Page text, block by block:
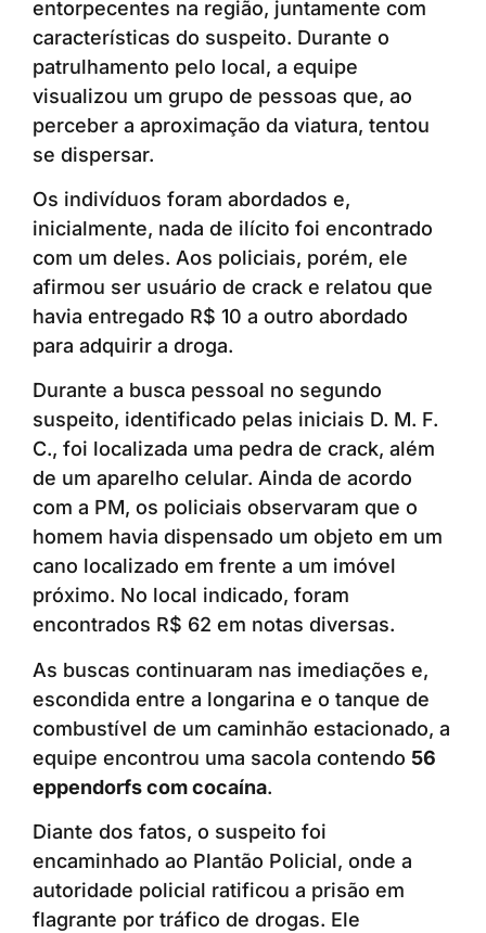
entorpecentes na região, juntamente com
características do suspeito. Durante o
patrulhamento pelo local, a equipe
visualizou um grupo de pessoas que, ao
perceber a aproximação da viatura, tentou
se dispersar.
Os indivíduos foram abordados e,
inicialmente, nada de ilícito foi encontrado
com um deles. Aos policiais, porém, ele
afirmou ser usuário de crack e relatou que
havia entregado R$ 10 a outro abordado
para adquirir a droga.
Durante a busca pessoal no segundo
suspeito, identificado pelas iniciais D. M. F.
C., foi localizada uma pedra de crack, além
de um aparelho celular. Ainda de acordo
com a PM, os policiais observaram que o
homem havia dispensado um objeto em um
cano localizado em frente a um imóvel
próximo. No local indicado, foram
encontrados R$ 62 em notas diversas.
As buscas continuaram nas imediações e,
escondida entre a longarina e o tanque de
combustível de um caminhão estacionado, a
equipe encontrou uma sacola contendo 56
eppendorfs com cocaína.
Diante dos fatos, o suspeito foi
encaminhado ao Plantão Policial, onde a
autoridade policial ratificou a prisão em
flagrante por tráfico de drogas. Ele